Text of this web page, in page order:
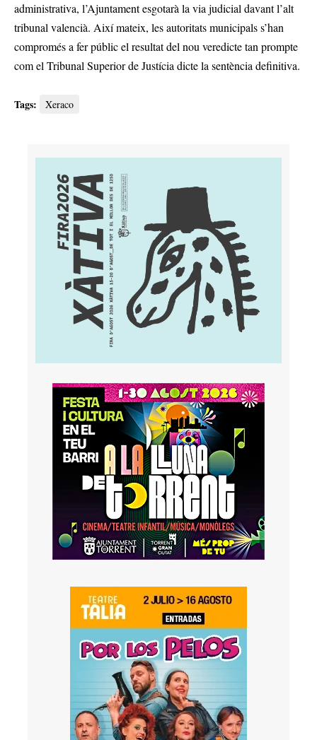
administrativa, l’Ajuntament esgotarà la via judicial davant l’alt
tribunal valencià. Així mateix, les autoritats municipals s’han
compromés a fer públic el resultat del nou veredicte tan prompte
com el Tribunal Superior de Justícia dicte la sentència definitiva.
Tags: Xeraco